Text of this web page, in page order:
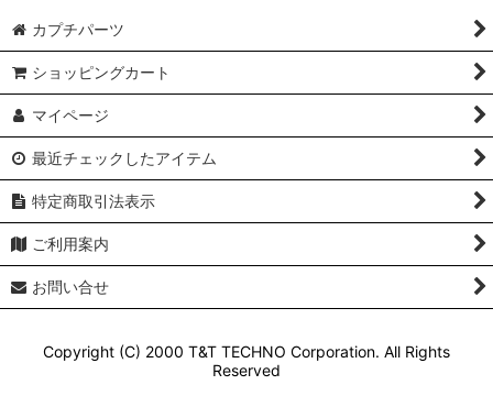
カプチパーツ
ショッピングカート
マイページ
最近チェックしたアイテム
特定商取引法表示
ご利用案内
お問い合せ
Copyright (C) 2000 T&T TECHNO Corporation. All Rights
Reserved